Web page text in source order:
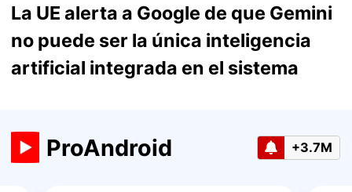
La UE alerta a Google de que Gemini
no puede ser la única inteligencia
artificial integrada en el sistema
ProAndroid +3.7M